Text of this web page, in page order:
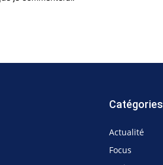
Catégories
Actualité
Focus